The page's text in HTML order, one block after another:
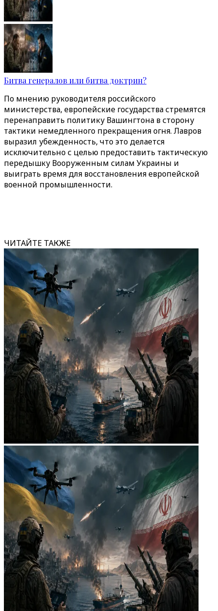
Битва генералов или битва доктрин?
По мнению руководителя российского
министерства, европейские государства стремятся
перенаправить политику Вашингтона в сторону
тактики немедленного прекращения огня. Лавров
выразил убежденность, что это делается
исключительно с целью предоставить тактическую
передышку Вооруженным силам Украины и
выиграть время для восстановления европейской
военной промышленности.
ЧИТАЙТЕ ТАКЖЕ